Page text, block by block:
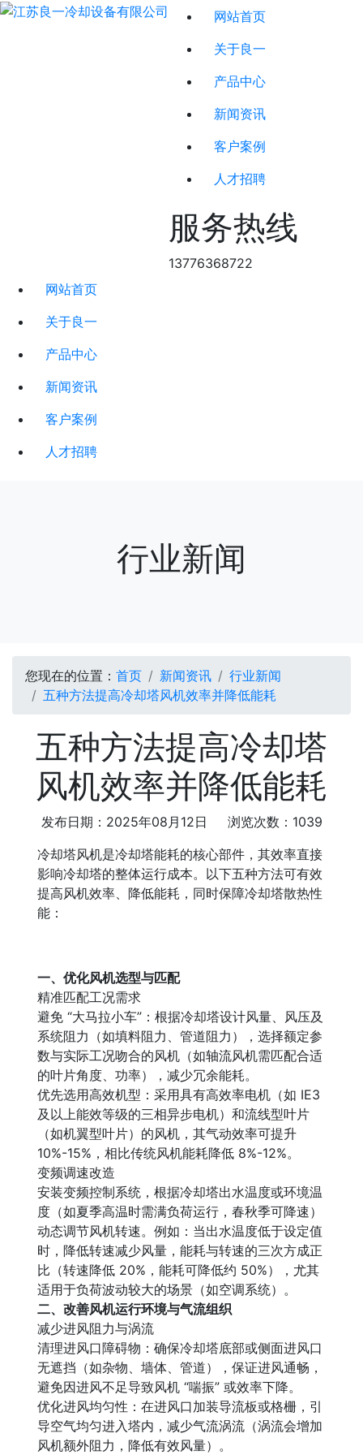
网站首页
关于良一
产品中心
新闻资讯
客户案例
人才招聘
服务热线
13776368722
网站首页
关于良一
产品中心
新闻资讯
客户案例
人才招聘
行业新闻
您现在的位置： 首页 新闻资讯
行业新闻
五种方法提高冷却塔风机效率并降低能耗
五种方法提高冷却塔
风机效率并降低能耗
发布日期：2025年08月12日 浏览次数：1039
冷却塔风机是冷却塔能耗的核心部件，其效率直接
影响冷却塔的整体运行成本。以下五种方法可有效
提高风机效率、降低能耗，同时保障冷却塔散热性
能：
一、优化风机选型与匹配
精准匹配工况需求
避免 “大马拉小车”：根据冷却塔设计风量、风压及
系统阻力（如填料阻力、管道阻力），选择额定参
数与实际工况吻合的风机（如轴流风机需匹配合适
的叶片角度、功率），减少冗余能耗。
优先选用高效机型：采用具有高效率电机（如 IE3
及以上能效等级的三相异步电机）和流线型叶片
（如机翼型叶片）的风机，其气动效率可提升
10%-15%，相比传统风机能耗降低 8%-12%。
变频调速改造
安装变频控制系统，根据冷却塔出水温度或环境温
度（如夏季高温时需满负荷运行，春秋季可降速）
动态调节风机转速。例如：当出水温度低于设定值
时，降低转速减少风量，能耗与转速的三次方成正
比（转速降低 20%，能耗可降低约 50%），尤其
适用于负荷波动较大的场景（如空调系统）。
二、改善风机运行环境与气流组织
减少进风阻力与涡流
清理进风口障碍物：确保冷却塔底部或侧面进风口
无遮挡（如杂物、墙体、管道），保证进风通畅，
避免因进风不足导致风机 “喘振” 或效率下降。
优化进风均匀性：在进风口加装导流板或格栅，引
导空气均匀进入塔内，减少气流涡流（涡流会增加
风机额外阻力，降低有效风量）。